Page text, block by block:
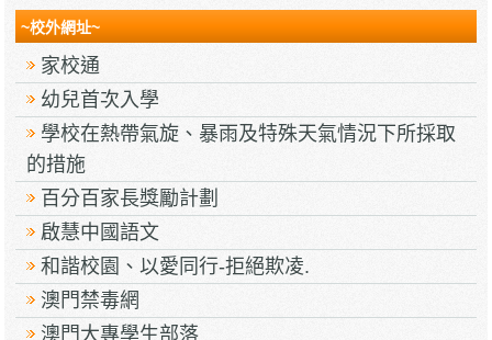
~校外網址~
家校通
幼兒首次入學
學校在熱帶氣旋、暴雨及特殊天氣情況下所採取
的措施
百分百家長獎勵計劃
啟慧中國語文
和諧校園、以愛同行-拒絕欺凌.
澳門禁毒網
澳門大專學生部落